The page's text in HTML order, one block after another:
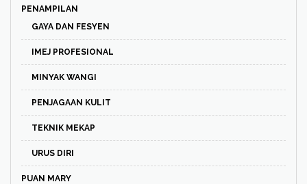
PENAMPILAN
GAYA DAN FESYEN
IMEJ PROFESIONAL
MINYAK WANGI
PENJAGAAN KULIT
TEKNIK MEKAP
URUS DIRI
PUAN MARY